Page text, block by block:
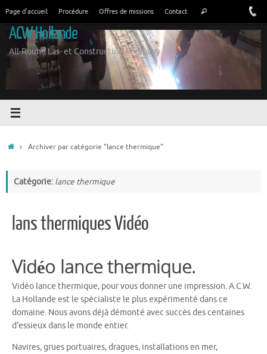
contenu
Page d'accueil Procédure Offres de missions Contact
Rechercher:
Recherche
ACW Hollande
All-Round Las- et Construction Company
AccueilArchiver par catégorie "lance thermique"
Catégorie: lance thermique
lans thermiques Vidéo
Vidéo lance thermique.
Vidéo lance thermique, pour vous donner une impression. A.C.W.
La Hollande est le spécialiste le plus expérimenté dans ce
domaine. Nous avons déjà démonté avec succès des centaines
d'essieux dans le monde entier.
Navires, grues portuaires, dragues, installations en mer,